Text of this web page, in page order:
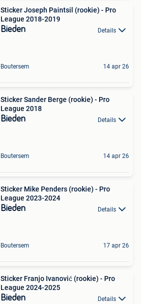
Sticker Joseph Paintsil (rookie) - Pro
League 2018-2019
Bieden Details
Boutersem 14 apr 26
Sticker Sander Berge (rookie) - Pro
League 2018
Bieden Details
Boutersem 14 apr 26
Sticker Mike Penders (rookie) - Pro
League 2023-2024
Bieden Details
Boutersem 17 apr 26
Sticker Franjo Ivanović (rookie) - Pro
League 2024-2025
Bieden Details